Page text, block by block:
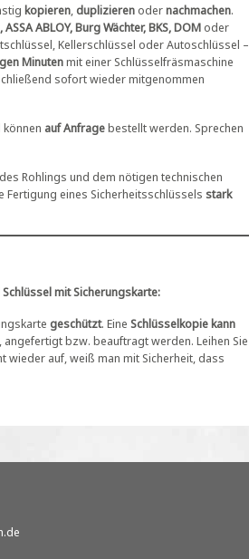
kopieren, duplizierenodernachmachen.
ASSA ABLOY, Burg Wächter, BKS, DOModer
Kellerschlüssel oder Autoschlüssel –
Minutenmit einer Schlüsselfräsmaschine
sofort wieder mitgenommen
auf Anfragebestellt werden. Sprechen
Rohlings und dem nötigen technischen
eines Sicherheitsschlüssels stark
mit Sicherungskarte:
geschützt. Eine Schlüsselkopie kann
bzw. beauftragt werden. Leihen Sie
wieder auf, weiß man mit Sicherheit, dass